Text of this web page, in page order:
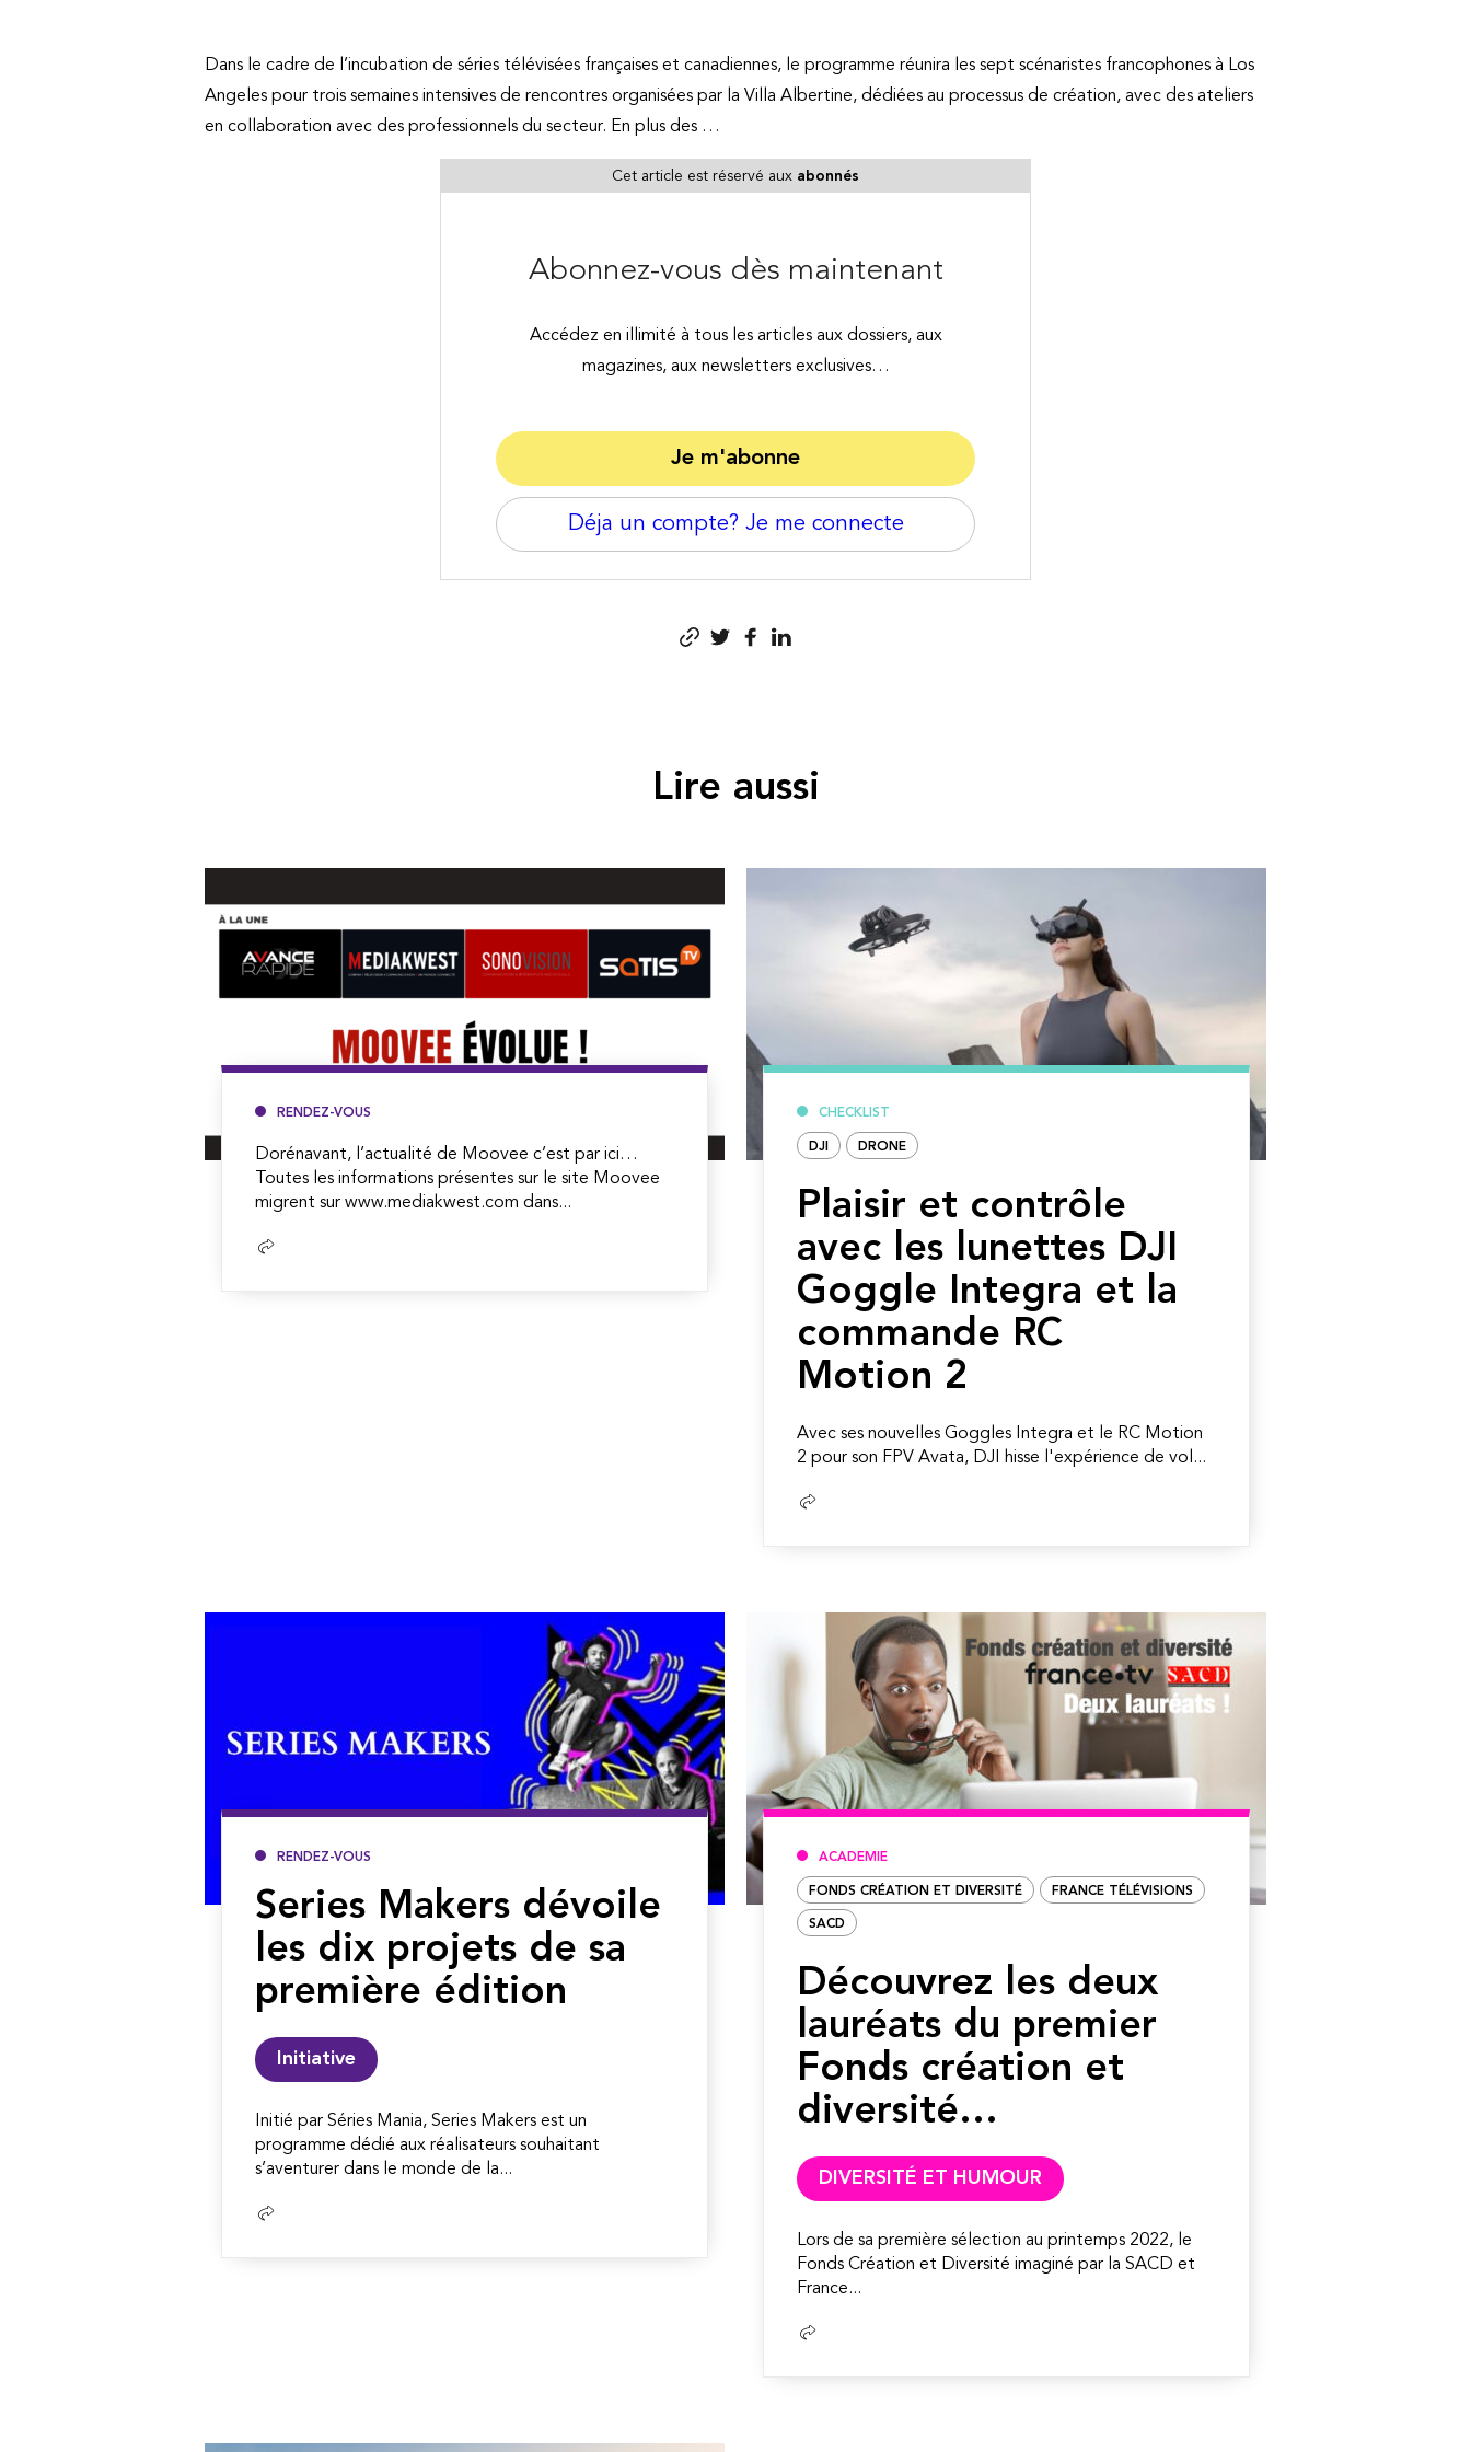
Dans le cadre de l’incubation de séries télévisées françaises et canadiennes, le programme réunira les sept scénaristes francophones à Los
Angeles pour trois semaines intensives de rencontres organisées par la Villa Albertine, dédiées au processus de création, avec des ateliers
en collaboration avec des professionnels du secteur. En plus des …
Cet article est réservé aux abonnés
Abonnez-vous dès maintenant
Accédez en illimité à tous les articles aux dossiers, aux
magazines, aux newsletters exclusives…
Je m'abonne
Déja un compte? Je me connecte
Lire aussi
RENDEZ-VOUS
Dorénavant, l’actualité de Moovee c’est par ici…
Toutes les informations présentes sur le site Moovee
migrent sur www.mediakwest.com dans...
Lire
CHECKLIST
DJI DRONE
Plaisir et contrôle
avec les lunettes DJI
Goggle Integra et la
commande RC
Motion 2
Avec ses nouvelles Goggles Integra et le RC Motion
2 pour son FPV Avata, DJI hisse l'expérience de vol...
Lire
RENDEZ-VOUS
Series Makers dévoile
les dix projets de sa
première édition
Initiative
Initié par Séries Mania, Series Makers est un
programme dédié aux réalisateurs souhaitant
s’aventurer dans le monde de la...
Lire
ACADEMIE
FONDS CRÉATION ET DIVERSITÉ FRANCE TÉLÉVISIONS
SACD
Découvrez les deux
lauréats du premier
Fonds création et
diversité…
DIVERSITÉ ET HUMOUR
Lors de sa première sélection au printemps 2022, le
Fonds Création et Diversité imaginé par la SACD et
France...
Lire